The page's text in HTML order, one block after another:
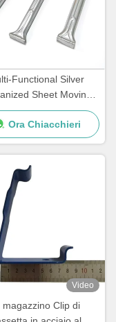
Functional Silver
Sheet Moving
with Removable
Rod & Carton
Ora Chiacchieri
Video
magazzino Clip di